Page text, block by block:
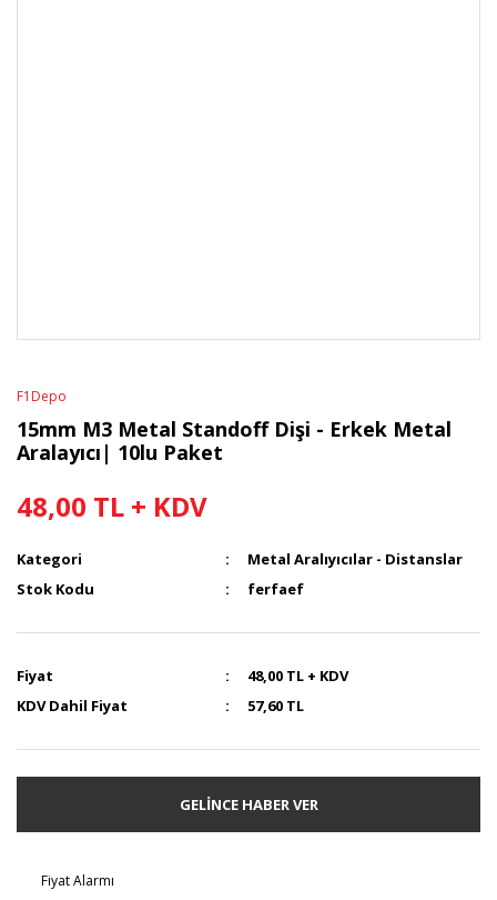
F1Depo
15mm M3 Metal Standoff Dişi - Erkek Metal
Aralayıcı| 10lu Paket
48,00 TL + KDV
Kategori
Metal Aralıyıcılar - Distanslar
Stok Kodu
ferfaef
Fiyat
48,00 TL + KDV
KDV Dahil Fiyat
57,60 TL
GELİNCE HABER VER
Fiyat Alarmı